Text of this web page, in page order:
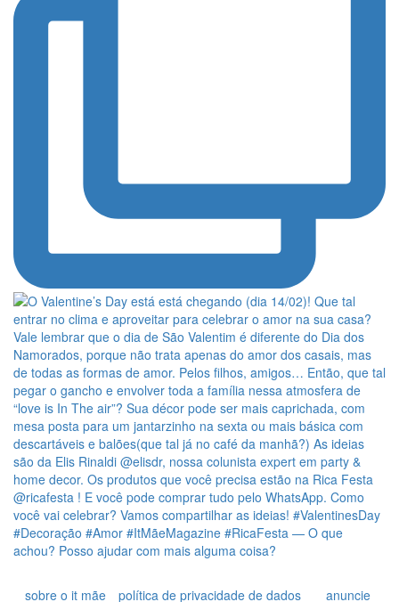
sobre o it mãe política de privacidade de dados anuncie